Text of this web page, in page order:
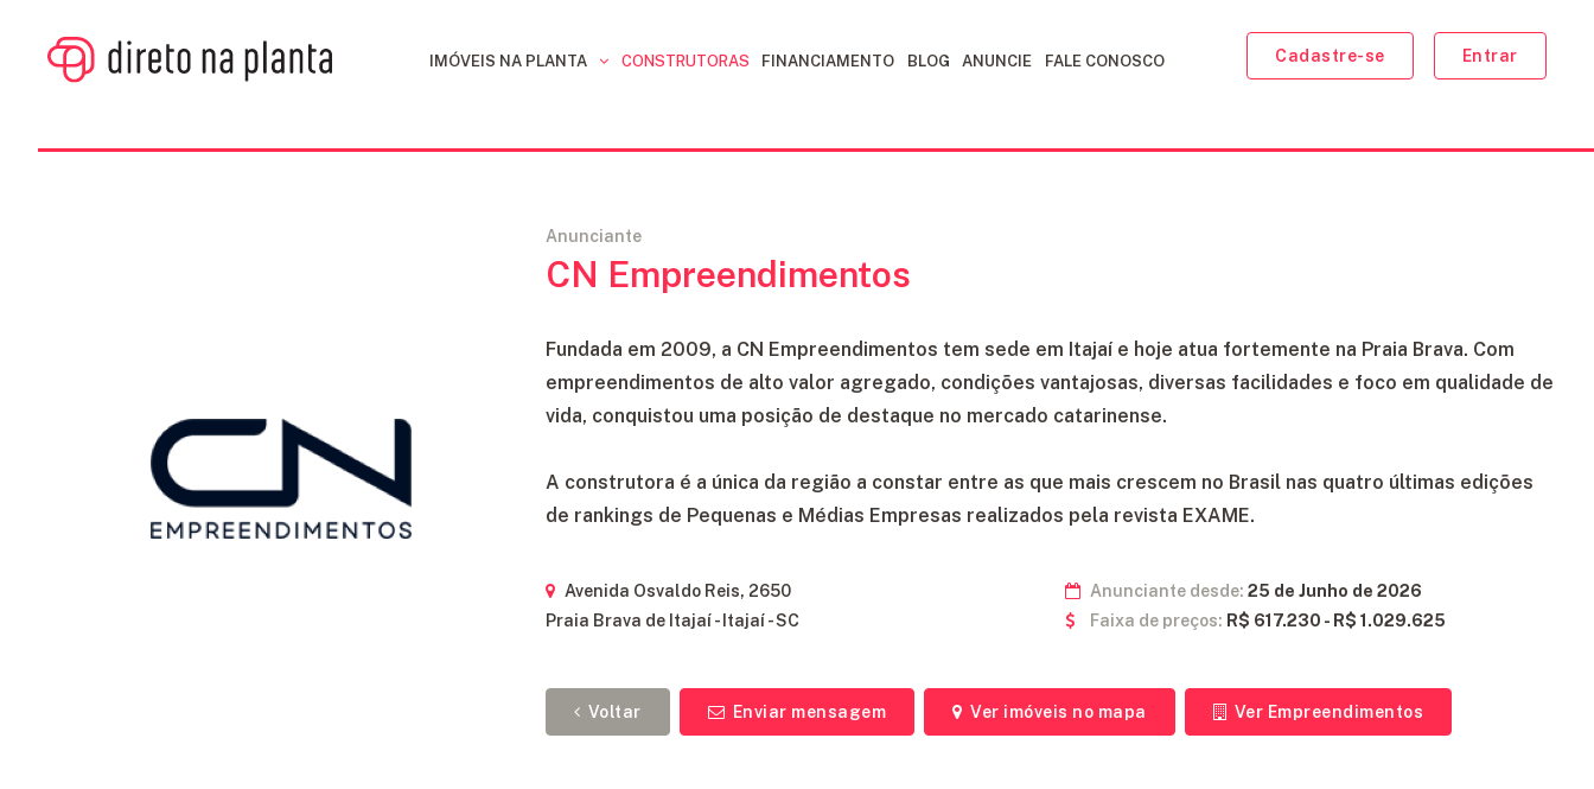
IMÓVEIS NA PLANTA CONSTRUTORAS FINANCIAMENTO BLOG ANUNCIE FALE CONOSCO Cadastre-se Entrar
FINANCIAMENTO
Anunciante
CN Empreendimentos
Fundada em 2009, a CN Empreendimentos tem sede em Itajaí e hoje atua fortemente na Praia Brava. Com
empreendimentos de alto valor agregado, condições vantajosas, diversas facilidades e foco em qualidade de
vida, conquistou uma posição de destaque no mercado catarinense.
A construtora é a única da região a constar entre as que mais crescem no Brasil nas quatro últimas edições
de rankings de Pequenas e Médias Empresas realizados pela revista EXAME.
Avenida Osvaldo Reis, 2650
Praia Brava de Itajaí - Itajaí - SC
Anunciante desde: 25 de Junho de 2026
Faixa de preços: R$ 617.230 - R$ 1.029.625
Voltar Enviar mensagem Ver imóveis no mapa Ver Empreendimentos